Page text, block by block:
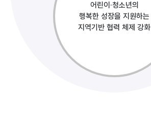
어린이·청소년의
행복한 성장을 지원하는
지역기반 협력 체제 강화